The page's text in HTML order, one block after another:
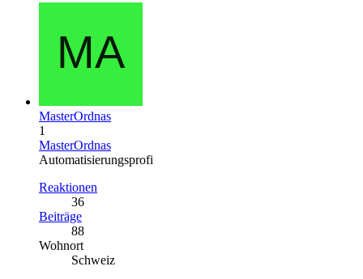
MasterOrdnas
1
MasterOrdnas
Automatisierungsprofi
Reaktionen
36
Beiträge
88
Wohnort
Schweiz